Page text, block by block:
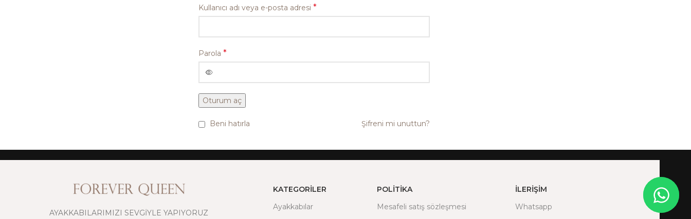
Kullanıcı adı veya e-posta adresi *
Parola *
Oturum aç
Şifreni mi unuttun?
Beni hatırla
AYAKKABILARIMIZI SEVGİYLE YAPIYORUZ
KATEGORILER
Ayakkabılar
POLITIKA
Mesafeli satış sözleşmesi
İLERIŞIM
Whatsapp